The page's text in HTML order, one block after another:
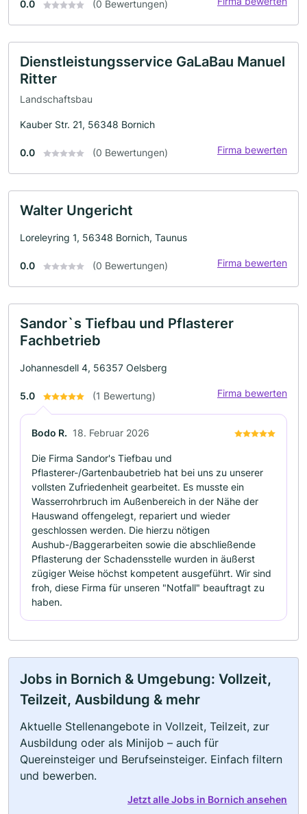
0.0 (0 Bewertungen)
Dienstleistungsservice GaLaBau Manuel
Ritter
Landschaftsbau
Kauber Str. 21, 56348 Bornich
0.0 (0 Bewertungen) Firma bewerten
Walter Ungericht
Loreleyring 1, 56348 Bornich, Taunus
0.0 (0 Bewertungen) Firma bewerten
Sandor`s Tiefbau und Pflasterer
Fachbetrieb
Johannesdell 4, 56357 Oelsberg
5.0 (1 Bewertung) Firma bewerten
Bodo R. 18. Februar 2026
Die Firma Sandor's Tiefbau und
Pflasterer-/Gartenbaubetrieb hat bei uns zu unserer
vollsten Zufriedenheit gearbeitet. Es musste ein
Wasserrohrbruch im Außenbereich in der Nähe der
Hauswand offengelegt, repariert und wieder
geschlossen werden. Die hierzu nötigen
Aushub-/Baggerarbeiten sowie die abschließende
Pflasterung der Schadensstelle wurden in äußerst
zügiger Weise höchst kompetent ausgeführt. Wir sind
froh, diese Firma für unseren "Notfall" beauftragt zu
haben.
Jobs in Bornich & Umgebung: Vollzeit,
Teilzeit, Ausbildung & mehr
Aktuelle Stellenangebote in Vollzeit, Teilzeit, zur
Ausbildung oder als Minijob – auch für
Quereinsteiger und Berufseinsteiger. Einfach filtern
und bewerben.
Jetzt alle Jobs in Bornich ansehen